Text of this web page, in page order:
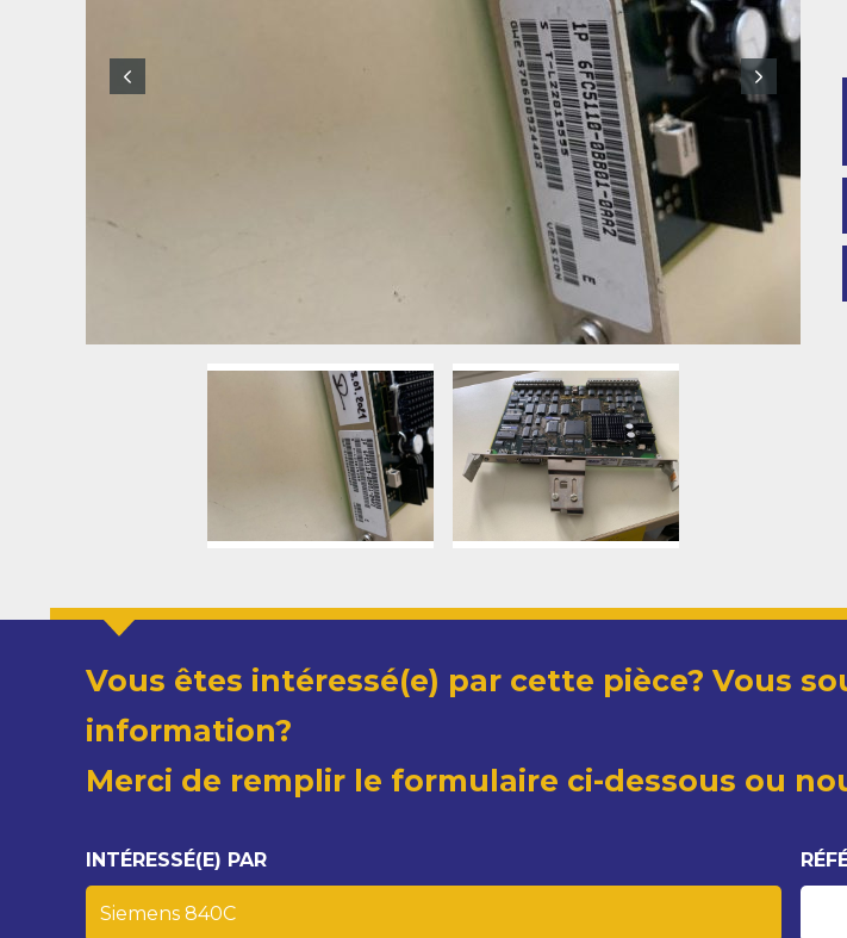
Vous êtes intéressé(e) par cette pièce? Vous
information?
Merci de remplir le formulaire ci-dessous ou
INTÉRESSÉ(E) PAR